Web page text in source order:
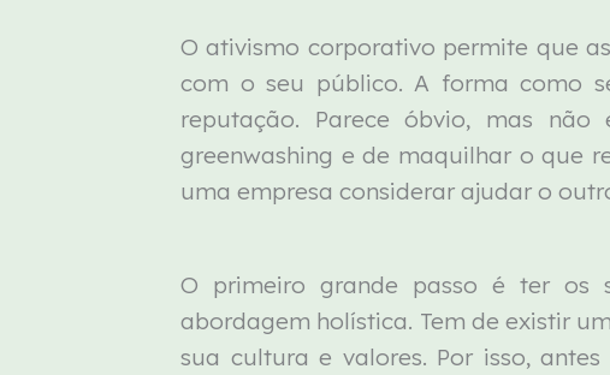
O ativismo corporativo permite que
com o seu público. A forma como
reputação. Parece óbvio, mas
greenwashing e de maquilhar o que
uma empresa considerar ajudar o
O primeiro grande passo é ter os
abordagem holística. Tem de existir
sua cultura e valores. Por isso,